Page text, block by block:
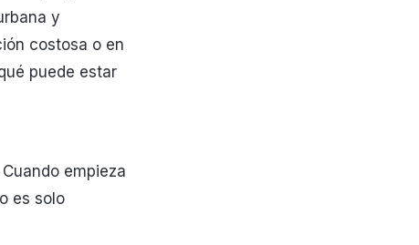
y
costosa o en
puede estar
empieza
es solo